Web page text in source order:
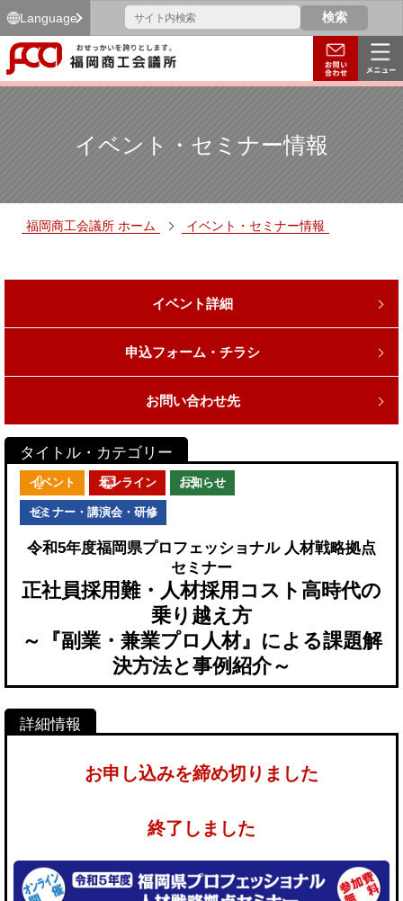
Language
イベント・セミナー情報
福岡商工会議所 ホーム イベント・セミナー情報
イベント詳細
申込フォーム・チラシ
お問い合わせ先
イベント オンライン お知らせ
セミナー・講演会・研修
令和5年度福岡県プロフェッショナル 人材戦略拠点
セミナー
正社員採用難・人材採用コスト高時代の
乗り越え方
～『副業・兼業プロ人材』による課題解
決方法と事例紹介～
お申し込みを締め切りました
終了しました